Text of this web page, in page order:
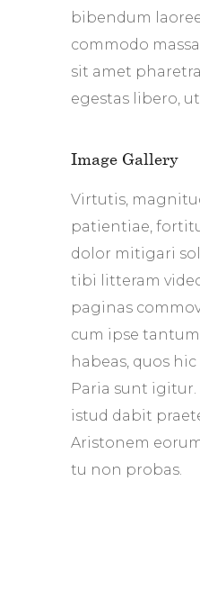
bibendum
commodo
sit amet
egestas libero,
Image Gallery
Virtutis,
patientiae,
dolor mitigari
tibi litteram
paginas
cum ipse
habeas, quos
Paria sunt
istud dabit
Aristonem
tu non probas.